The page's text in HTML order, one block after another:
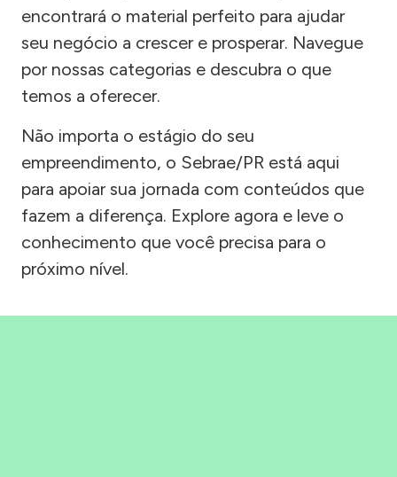
encontrará o material perfeito para ajudar
seu negócio a crescer e prosperar. Navegue
por nossas categorias e descubra o que
temos a oferecer.
Não importa o estágio do seu
empreendimento, o Sebrae/PR está aqui
para apoiar sua jornada com conteúdos que
fazem a diferença. Explore agora e leve o
conhecimento que você precisa para o
próximo nível.